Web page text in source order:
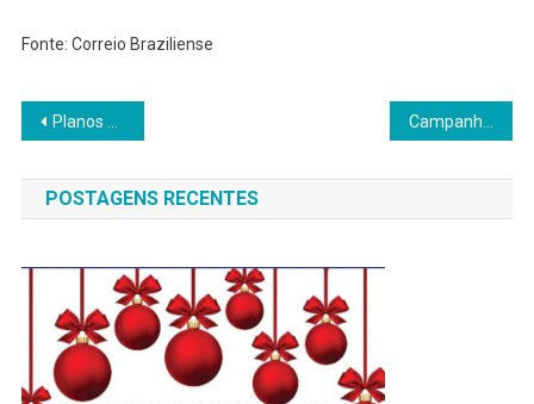
Fonte: Correio Braziliense
Navegação
de
Post
Planos de saúde individuais podem ter reajuste recorde em 2022; entidades projetam alta perto de 16%
POSTAGENS RECENTES